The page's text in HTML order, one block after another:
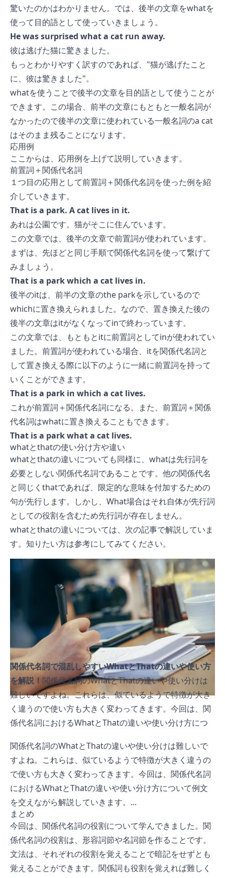
驚いたのかはわかりません。では、後半の文章をwhatを
使って目的語として使っていきましょう。
He was surprised what a cat run away.
彼は逃げた猫に驚きました。
もっとわかりやすく訳すのであれば、"猫が逃げたこと
に、彼は驚きました"。
whatを使うことで後半の文章を目的語として使うことが
できます。この場合、前半の文章にもともと一般名詞が
なかったので後半の文章に使われている一般名詞のa cat
はそのまま残ることになります。
応用例
ここからは、応用例を上げて説明していきます。
前置詞＋関係代名詞
１つ目の応用として前置詞＋関係代名詞を使った例を紹
介していきます。
That is a park. A cat lives in it.
あれは公園です。猫がそこに住んでいます。
この文章では、後半の文章で前置詞が使われています。
まずは、先ほどと同じ手順で関係代名詞を使って繋げて
みましょう。
That is a park which a cat lives in.
後半のitは、前半の文章のthe parkを示しているので
whichに置き換えられました。なので、置き換えた後の
後半の文章はitがなくなってinで終わっています。
この文章では、もともとitに前置詞としてinが使われてい
ました。前置詞が使われている場合、itを関係代名詞と
して置き換える際に以下のように一緒に前置詞を持って
いくことができます。
That is a park in which a cat lives.
これが前置詞＋関係代名詞になる。また、前置詞＋関係
代名詞はwhatに置き換えることもできます。
That is a park what a cat lives.
whatとthatの使い分け方や違い
whatとthatの違いについても同様に、whatは先行詞を
必要としない関係代名詞であることです。他の関係代名
と同じくthatであれば、限定的な意味を付加するための
句が先行します。しかし、What場合はそれ自体が先行詞
としての役割を含むため先行詞が存在しません。
whatとthatの違いについては、次の記事で解説していま
す。知りたい方は参考にしてみてください。
関係代名詞で混乱しやすいWhatとThatの違いや使い方
を解説！ 関係代名詞のWhatとThatの違いや使い分けは
難しいですよね。これらは、似ているようで特徴が大き
く違うので使い方も大きく変わってきます。今回は、関
係代名詞におけるWhatとThatの違いや使い分け方につ
関係代名詞のWhatとThatの違いや使い分けは難しいで
すよね。これらは、似ているようで特徴が大きく違うの
で使い方も大きく変わってきます。今回は、関係代名詞
におけるWhatとThatの違いや使い分け方について例文
を交えながら解説していきます。...
まとめ
今回は、関係代名詞の役割について学んできました。関
係代名詞の役割は、形容詞節や名詞節を作ることです。
文法は、それぞれの役割を覚えることで暗記をせずとも
覚えることができます。関係詞も役割を覚えれば難しく